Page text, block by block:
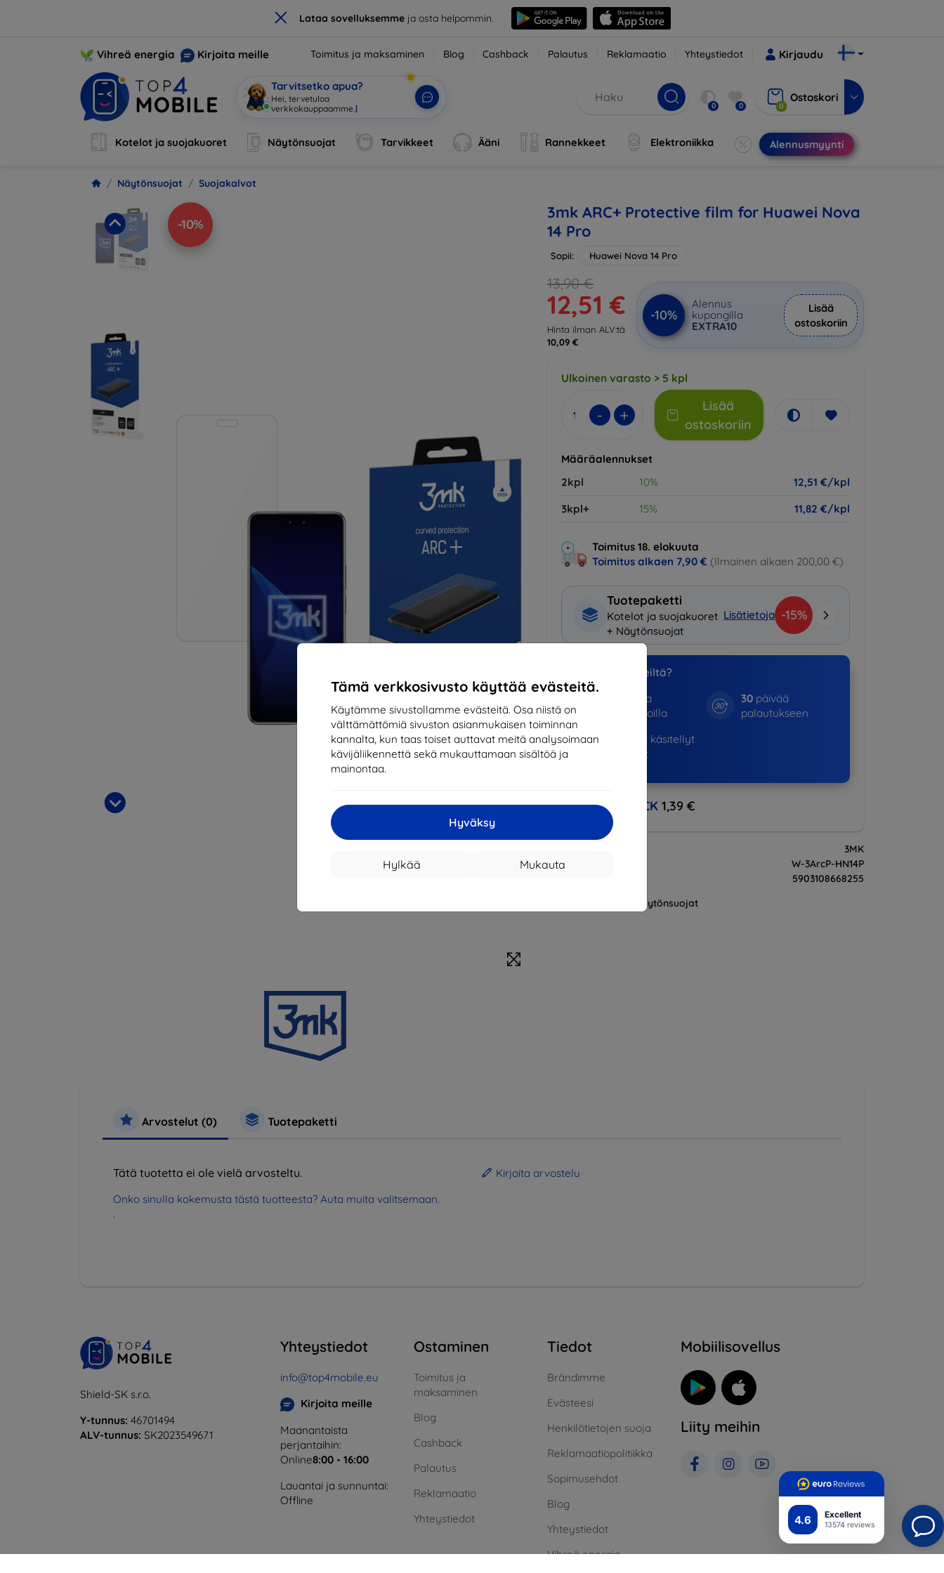
× Lataa sovelluksemmeja osta helpommin.
4.6 Excellent
13574 reviews
Tämä verkkosivusto käyttää evästeitä.
Käytämme sivustollamme evästeitä. Osa niistä on
välttämättömiä sivuston asianmukaisen toiminnan
kannalta, kun taas toiset auttavat meitä analysoimaan
kävijäliikennettä sekä mukauttamaan sisältöä ja
mainontaa.
Hyväksy
Mukauta
Hylkää
Vihreä energia Kirjoita meille Toimitus ja maksaminen Blog Cashback Palautus Reklamaatio Yhteystiedot Kirjaudu
Tarvitsetko apua?
Hei, tervetuloa verkkokaup 0 0 0
Ostoskori
Kotelot ja suojakuoret Näytönsuojat Tarvikkeet Ääni Rannekkeet Elektroniikka Alennusmyynti
Näytönsuojat Suojakalvot
-10%
3mk ARC+ Protective film for Huawei Nova
14 Pro
Sopii: Huawei Nova 14 Pro
13,90 €
12,51 €
Hinta ilman ALV:tä
10,09 €
-10%
Alennus
kupongilla
EXTRA10
Lisää
ostoskoriin
Ulkoinen varasto > 5 kpl
- +
Lisää
ostoskoriin
Määräalennukset
2kpl
10%
12,51 €/kpl
3kpl+
15% 11,82 €/kpl
Toimitus 18. elokuuta
Toimitus alkaen 7,90 € (Ilmainen alkaen 200,00 €)
Tuotepaketti
Kotelot ja suojakuoret
+ Näytönsuojat
Lisätietoja -15%
Miksi ostaa meiltä?
vuotta
markkinoilla
30päivää
palautukseen
819530+käsitellyt
tilaukset
CASHBACK 1,39 €
3MK
Tuotenumero
W-3ArcP-HN14P
5903108668255
Näytönsuojat
Arvostelut (0) Tuotepaketti
Tätä tuotetta ei ole vielä arvosteltu.
Onko sinulla kokemusta tästä tuotteesta? Auta muita valitsemaan.
.
Kirjoita arvostelu
Shield-SK s.r.o.
Y-tunnus: 46701494
ALV-tunnus: SK2023549671
Yhteystiedot
info@top4mobile.eu
Kirjoita meille
Maanantaista
perjantaihin:
Online8:00 - 16:00
Lauantai ja sunnuntai:
Offline
Ostaminen
Toimitus ja
maksaminen
Blog
Cashback
Palautus
Reklamaatio
Yhteystiedot
Tiedot
Brändimme
Evästeesi
Henkilötietojen suoja
Reklamaatiopolitiikka
Sopimusehdot
Blog
Yhteystiedot
Vihreä energia
Mobiilisovellus
Liity meihin